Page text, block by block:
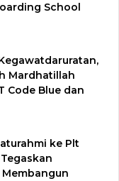
School
Mardhatillah
Code Blue dan
ke Plt